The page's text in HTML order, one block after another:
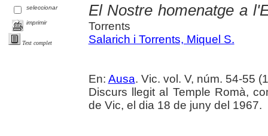
seleccionar
imprimir
Text complet
El Nostre homenatge a
Torrents
Salarich i Torrents, Miquel S.
En: Ausa. Vic. vol. V, núm. 54-55
Discurs llegit al Temple Romà,
de Vic, el dia 18 de juny del 1967.